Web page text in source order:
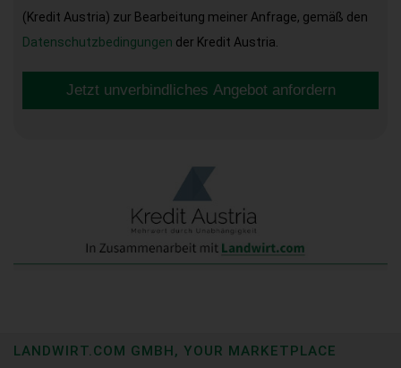
(Kredit Austria) zur Bearbeitung meiner Anfrage, gemäß den
Datenschutzbedingungen der Kredit Austria.
Jetzt unverbindliches Angebot anfordern
LANDWIRT.COM GMBH, YOUR MARKETPLACE